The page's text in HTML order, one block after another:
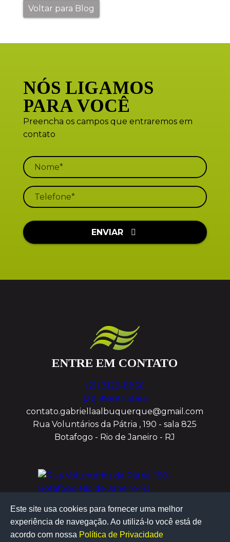
Voltar para Blog
NÓS LIGAMOS
PARA VOCÊ
Preencha os campos que entraremos em
contato
ENVIAR
ENTRE EM CONTATO
(21) 3129-8866
(21) 99881-3085
contato.gabriellaalbuquerque@gmail.com
Rua Voluntários da Pátria , 190 - sala 825
Botafogo - Rio de Janeiro - RJ
Este site usa cookies para fornecer uma melhor
experiência de navegação. Ao utilizá-lo você está de
acordo com nossa Política de Privacidade